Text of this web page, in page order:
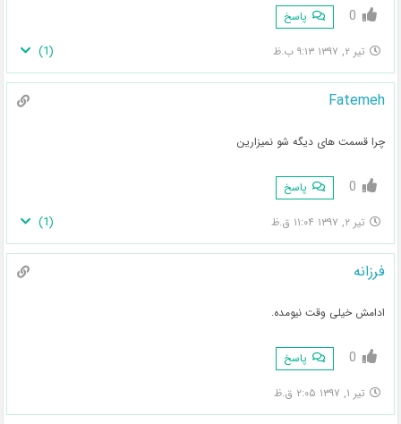
0 پاسخ
تیر ۲, ۱۳۹۷ ۹:۱۳ ب.ظ (
1
)
Fatemeh
چرا قسمت های دیگه شو نمیزارین
0 پاسخ
تیر ۲, ۱۳۹۷ ۱۱:۰۴ ق.ظ (
1
)
فرزانه
ادامش خیلی وقت نیومده.
0 پاسخ
تیر ۱, ۱۳۹۷ ۲:۰۵ ق.ظ